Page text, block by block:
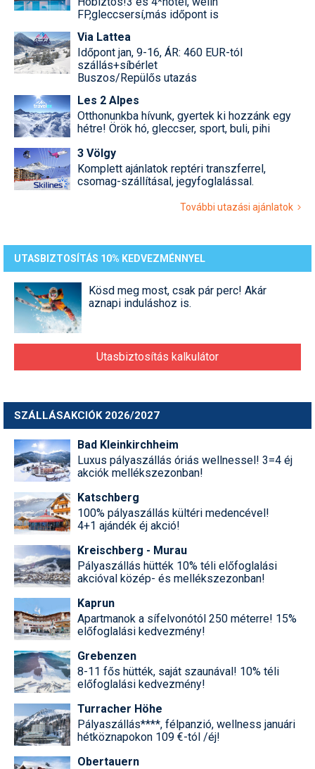
FP,gleccsersí,más időpont is
Via Lattea
Időpont jan, 9-16, ÁR: 460 EUR-tól
szállás+síbérlet
Buszos/Repülős utazás
Les 2 Alpes
Otthonunkba hívunk, gyertek ki hozzánk egy
hétre! Örök hó, gleccser, sport, buli, pihi
3 Völgy
Komplett ajánlatok reptéri transzferrel,
csomag-szállításal, jegyfoglalással.
További utazási ajánlatok
UTASBIZTOSÍTÁS 10% KEDVEZMÉNNYEL
Kösd meg most, csak pár perc! Akár
aznapi induláshoz is.
Utasbiztosítás kalkulátor
SZÁLLÁSAKCIÓK 2026/2027
Bad Kleinkirchheim
Luxus pályaszállás óriás wellnessel! 3=4 éj
akciók mellékszezonban!
Katschberg
100% pályaszállás kültéri medencével!
4+1 ajándék éj akció!
Kreischberg - Murau
Pályaszállás hütték 10% téli előfoglalási
akcióval közép- és mellékszezonban!
Kaprun
Apartmanok a sífelvonótól 250 méterre! 15%
előfoglalási kedvezmény!
Grebenzen
8-11 fős hütték, saját szaunával! 10% téli
előfoglalási kedvezmény!
Turracher Höhe
Pályaszállás****, félpanzió, wellness januári
hétköznapokon 109 €-tól /éj!
Obertauern